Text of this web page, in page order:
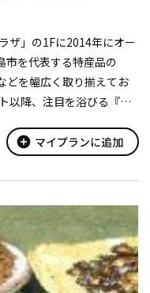
ザ」の1Fに2014年にオー
市を代表する特産品の
どを幅広く取り揃えてお
以降、注目を浴びる『発
add_circle マイプランに追加